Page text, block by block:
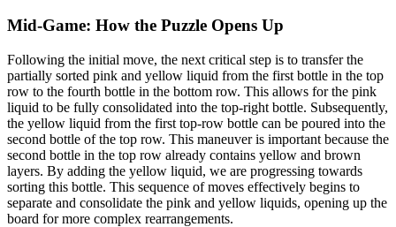
Mid-Game: How the Puzzle Opens Up
Following the initial move, the next critical step is to transfer the
partially sorted pink and yellow liquid from the first bottle in the top
row to the fourth bottle in the bottom row. This allows for the pink
liquid to be fully consolidated into the top-right bottle. Subsequently,
the yellow liquid from the first top-row bottle can be poured into the
second bottle of the top row. This maneuver is important because the
second bottle in the top row already contains yellow and brown
layers. By adding the yellow liquid, we are progressing towards
sorting this bottle. This sequence of moves effectively begins to
separate and consolidate the pink and yellow liquids, opening up the
board for more complex rearrangements.